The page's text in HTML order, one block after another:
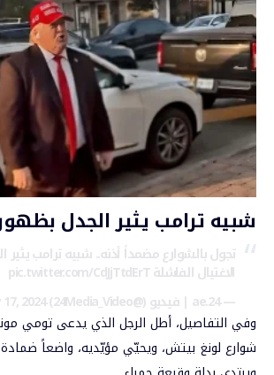
شبيه ترامب يثير الجدل
تجول بالشوارع مضمداً أذنه.. شبيه ترامب يثير
الاغتيال الفاشلةpic.twitter.com/CdJjTtdErT
— 24.ae | فيديو (@24Media_Video)
2024
وفي التفاصيل، أطل الرجل الذي يدعى تومي
شوارع لونغ بيتش، ويحيّي مؤيّديه، واضعاً